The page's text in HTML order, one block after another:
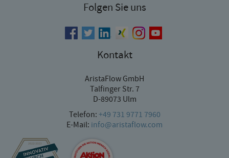
Folgen Sie uns
Kontakt
AristaFlow GmbH
Talfinger Str. 7
D-89073 Ulm
Telefon:+49 731 9771 7960
E-Mail: info@aristaflow.com